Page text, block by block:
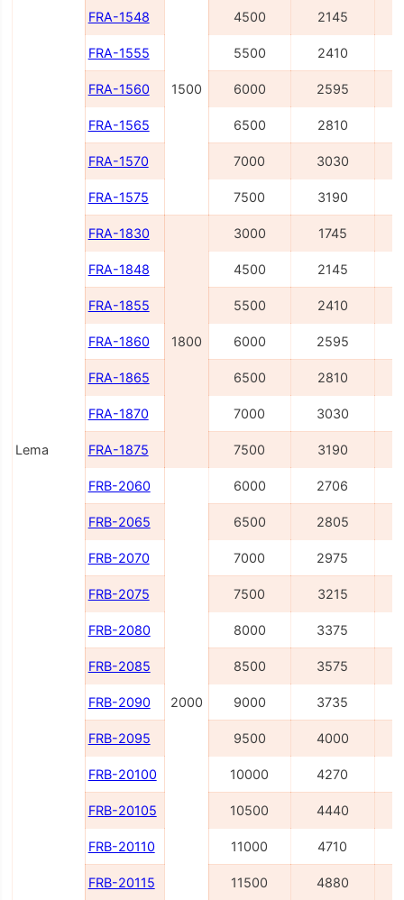
Lema
1500
FRA-1548 4500 2145
FRA-1555 5500 2410
FRA-1560 6000 2595
FRA-1565 6500 2810
FRA-1570 7000 3030
FRA-1575 7500 3190
FRA-1830
1800
3000 1745
FRA-1848 4500 2145
FRA-1855 5500 2410
FRA-1860 6000 2595
FRA-1865 6500 2810
FRA-1870 7000 3030
FRA-1875 7500 3190
FRB-2060
2000
6000 2706
FRB-2065 6500 2805
FRB-2070 7000 2975
FRB-2075 7500 3215
FRB-2080 8000 3375
FRB-2085 8500 3575
FRB-2090 9000 3735
FRB-2095 9500 4000
FRB-20100 10000 4270
FRB-20105 10500 4440
FRB-20110 11000 4710
FRB-20115 11500 4880